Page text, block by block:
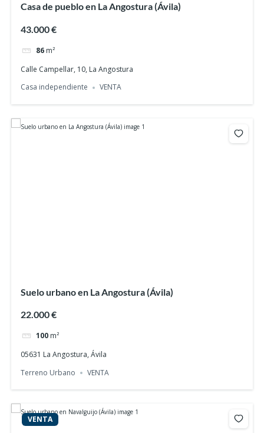
Casa de pueblo en La Angostura (Ávila)
43.000 €
86 m²
Calle Campellar, 10, La Angostura
Casa independiente
VENTA
Suelo urbano en La Angostura (Ávila)
22.000 €
100 m²
05631 La Angostura, Ávila
Terreno Urbano
VENTA
VENTA